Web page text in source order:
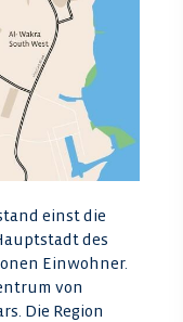
einst die
des
Einwohner.
von
Die Region